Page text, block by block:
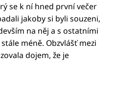
se k ní hned první večer
jakoby si byli souzeni,
na něj a s ostatními
méně. Obzvlášť mezi
dojem, že je